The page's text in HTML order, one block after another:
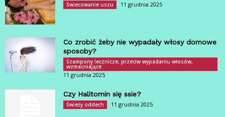
Świecowanie uszu 11 grudnia 2025
Co zrobić żeby nie wypadały włosy domowe
sposoby?
Szampony lecznicze, przeciw wypadaniu włosów,
wzmacniające
11 grudnia 2025
Czy Halitomin się ssie?
Świeży oddech 11 grudnia 2025